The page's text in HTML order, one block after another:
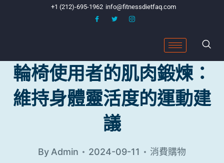
+1 (212)-695-1962 info@fitnessdietfaq.com
輪椅使用者的肌肉鍛煉：
維持身體靈活度的運動建
議
By Admin 2024-09-11 消費購物